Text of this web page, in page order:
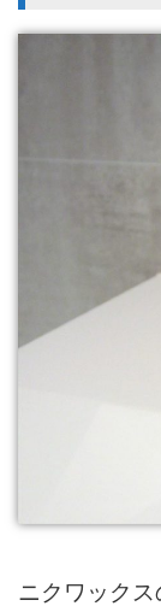
ニクワックス